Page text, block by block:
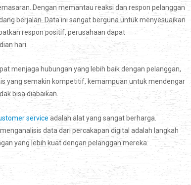
Dengan memantau reaksi dan respon pelanggan
berjalan. Data ini sangat berguna untuk menyesuaikan
respon positif, perusahaan dapat
hari.
menjaga hubungan yang lebih baik dengan pelanggan,
yang semakin kompetitif, kemampuan untuk mendengar
bisa diabaikan.
service adalah alat yang sangat berharga.
data dari percakapan digital adalah langkah
yang lebih kuat dengan pelanggan mereka.